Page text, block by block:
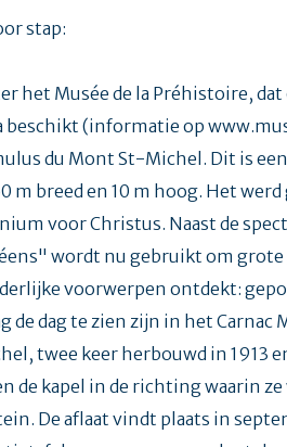
stap:
het Musée de la Préhistoire,
beschikt (informatie op
du Mont St-Michel. Dit is
m breed en 10 m hoog. Het
voor Christus. Naast de
wordt nu gebruikt om grote
voorwerpen ontdekt:
de dag te zien zijn in het Carnac
twee keer herbouwd in 1913
de kapel in de richting waarin
De aflaat vindt plaats in